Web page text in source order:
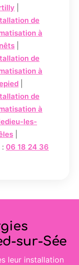
de
à
de
à
de
à
les-
06 18 24 36
sur-Sée
leur installation